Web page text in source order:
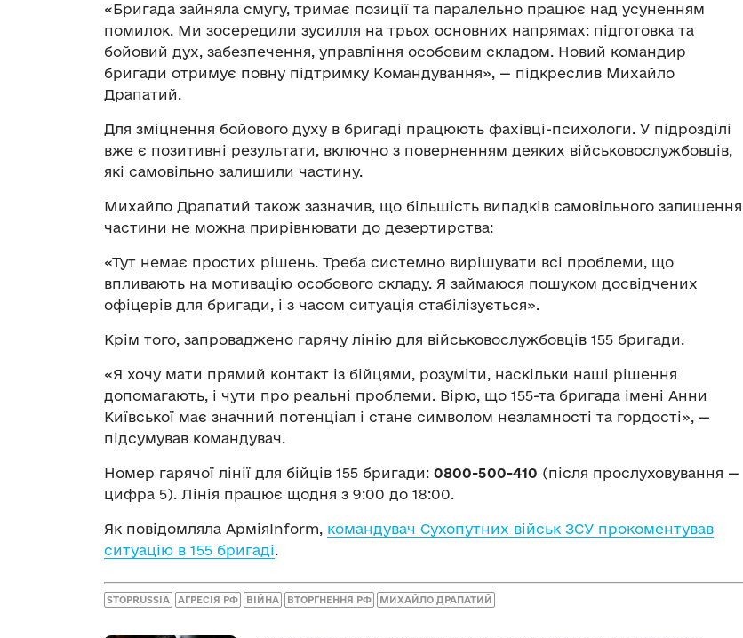
«Бригада зайняла смугу, тримає позиції та паралельно працює над усуненням
помилок. Ми зосередили зусилля на трьох основних напрямах: підготовка та
бойовий дух, забезпечення, управління особовим складом. Новий командир
бригади отримує повну підтримку Командування», — підкреслив Михайло
Драпатий.
Для зміцнення бойового духу в бригаді працюють фахівці-психологи. У підрозділі
вже є позитивні результати, включно з поверненням деяких військовослужбовців,
які самовільно залишили частину.
Михайло Драпатий також зазначив, що більшість випадків самовільного залишення
частини не можна прирівнювати до дезертирства:
«Тут немає простих рішень. Треба системно вирішувати всі проблеми, що
впливають на мотивацію особового складу. Я займаюся пошуком досвідчених
офіцерів для бригади, і з часом ситуація стабілізується».
Крім того, запроваджено гарячу лінію для військовослужбовців 155 бригади.
«Я хочу мати прямий контакт із бійцями, розуміти, наскільки наші рішення
допомагають, і чути про реальні проблеми. Вірю, що 155-та бригада імені Анни
Київської має значний потенціал і стане символом незламності та гордості», —
підсумував командувач.
Номер гарячої лінії для бійців 155 бригади: 0800-500-410 (після прослуховування —
цифра 5). Лінія працює щодня з 9:00 до 18:00.
Як повідомляла АрміяInform, командувач Сухопутних військ ЗСУ прокоментував
ситуацію в 155 бригаді.
STOPRUSSIA АГРЕСІЯ РФ ВІЙНА ВТОРГНЕННЯ РФ МИХАЙЛО ДРАПАТИЙ